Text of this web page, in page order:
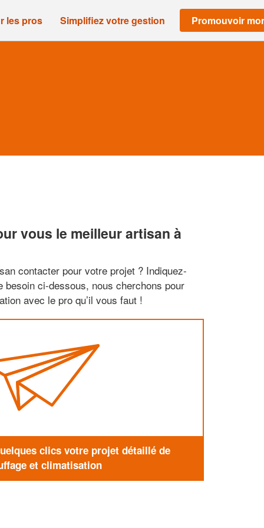
les pros Simplifiez votre gestion Promouvoir
vous le meilleur artisan à
contacter pour votre projet ? Indiquez-
besoin ci-dessous, nous cherchons pour
avec le pro qu’il vous faut !
clics votre projet détaillé de
et climatisation